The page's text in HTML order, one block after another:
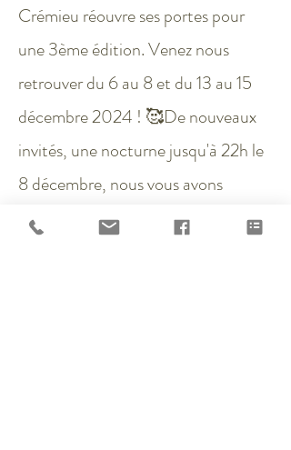
Crémieu réouvre ses portes pour
une 3ème édition. Venez nous
retrouver du 6 au 8 et du 13 au 15
décembre 2024 ! 🥰De nouveaux
invités, une nocturne jusqu'à 22h le
8 décembre, nous vous avons
préparé plein de nouvelles surprises